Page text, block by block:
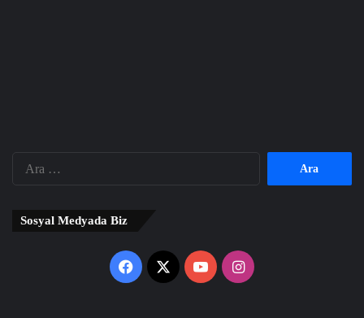
Sosyal Medyada Biz
Facebook
X YouTubeInstagram